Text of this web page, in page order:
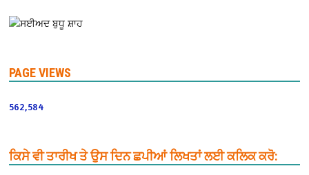
PAGE VIEWS
562,584
ਕਿਸੇ ਵੀ ਤਾਰੀਖ ਤੇ ਉਸ ਦਿਨ ਛਪੀਆਂ ਲਿਖਤਾਂ ਲਈ ਕਲਿਕ ਕਰੋ: